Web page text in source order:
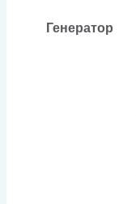
Генератор